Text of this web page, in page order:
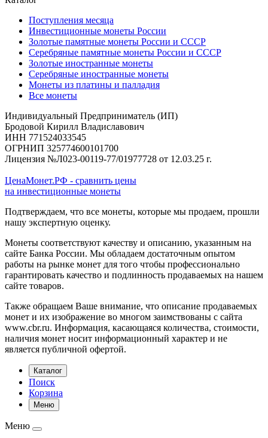
Поступления месяца
Инвестиционные монеты России
Золотые памятные монеты России и СССР
Серебряные памятные монеты России и СССР
Золотые иностранные монеты
Серебряные иностранные монеты
Монеты из платины и палладия
Все монеты
Индивидуальный Предприниматель (ИП)
Бродовой Кирилл Владиславович
ИНН 771524033545
ОГРНИП 325774600101700
Лицензия №Л023-00119-77/01977728 от 12.03.25 г.
ЦенаМонет.РФ - сравнить цены
на инвестиционные монеты
Подтверждаем, что все монеты, которые мы продаем, прошли
нашу экспертную оценку.
Монеты соответствуют качеству и описанию, указанным на
сайте Банка России. Мы обладаем достаточным опытом
работы на рынке монет для того чтобы профессионально
гарантировать качество и подлинность продаваемых на нашем
сайте товаров.
Также обращаем Ваше внимание, что описание продаваемых
монет и их изображение во многом заимствованы с сайта
www.cbr.ru. Информация, касающаяся количества, стоимости,
наличия монет носит информационный характер и не
является публичной офертой.
Каталог
Поиск
Корзина
Меню
Меню